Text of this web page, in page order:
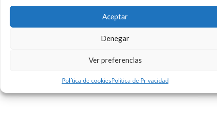
Aceptar
Denegar
Ver preferencias
Política de cookiesPolítica de Privacidad
técnica de dibujo que ha avanzado con el paso
del tiempo siendo hoy en día la rama del dibujo
que más vemos por la calle. La ilustración
Arte
Inspiracion
Leer más